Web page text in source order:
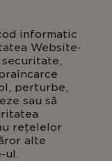
informatic
Website-
perturbe,
sau să
rețelelor
alte
ul.